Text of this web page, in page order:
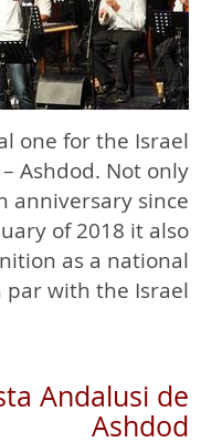
one for the Israel
Ashdod. Not only
anniversary since
of 2018 it also
as a national
par with the Israel
By Mordechai
Andalusi de
Ashdod